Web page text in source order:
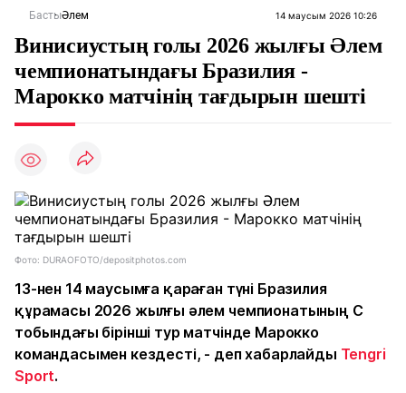
БастыӘлем 14 маусым 2026 10:26
Винисиустың голы 2026 жылғы Әлем
чемпионатындағы Бразилия -
Марокко матчінің тағдырын шешті
Фото: DURAOFOTO/depositphotos.com
13-нен 14 маусымға қараған түні Бразилия
құрамасы 2026 жылғы әлем чемпионатының С
тобындағы бірінші тур матчінде Марокко
командасымен кездесті, - деп хабарлайды Tengri
Sport.